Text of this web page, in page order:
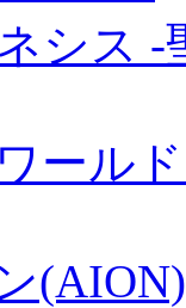
シス
ール